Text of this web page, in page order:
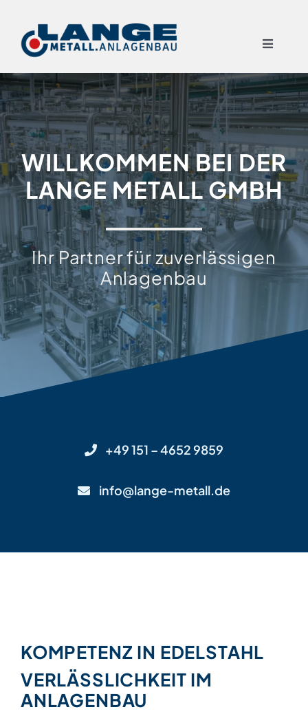
content
Toggle
START
LEISTUNGEN
TECHNIKEN
ÜBER UNS
REFERENZEN
KONTAKT
WILLKOMMEN BEI DER
LANGE METALL GMBH
Ihr Partner für zuverlässigen
Anlagenbau
+49 151 – 4652 9859
info@lange-metall.de
KOMPETENZ IN EDELSTAHL
VERLÄSSLICHKEIT IM
ANLAGENBAU